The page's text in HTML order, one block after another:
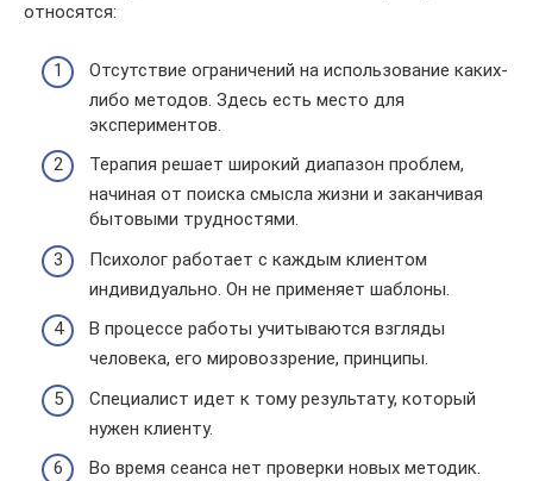
относятся:
Отсутствие ограничений на использование каких-
либо методов. Здесь есть место для
экспериментов.
Терапия решает широкий диапазон проблем,
начиная от поиска смысла жизни и заканчивая
бытовыми трудностями.
Психолог работает с каждым клиентом
индивидуально. Он не применяет шаблоны.
В процессе работы учитываются взгляды
человека, его мировоззрение, принципы.
Специалист идет к тому результату, который
нужен клиенту.
Во время сеанса нет проверки новых методик.